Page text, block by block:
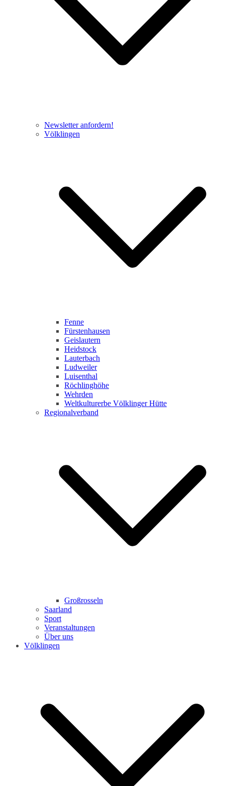
Newsletter anfordern!
Völklingen
Fenne
Fürstenhausen
Geislautern
Heidstock
Lauterbach
Ludweiler
Luisenthal
Röchlinghöhe
Wehrden
Weltkulturerbe Völklinger Hütte
Regionalverband
Großrosseln
Saarland
Sport
Veranstaltungen
Über uns
Völklingen